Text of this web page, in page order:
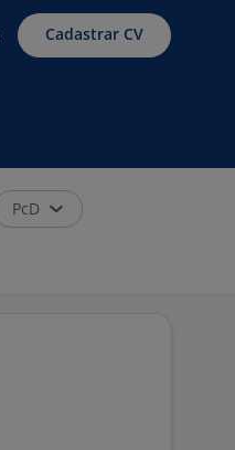
Cadastrar CV
PcD